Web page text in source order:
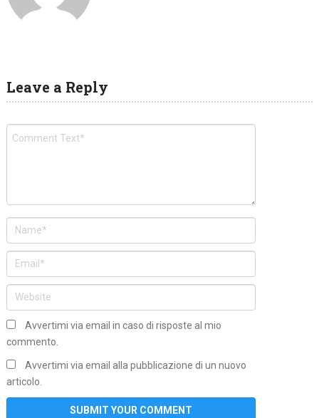
Leave a Reply
Avvertimi via email in caso di risposte al mio
commento.
Avvertimi via email alla pubblicazione di un nuovo
articolo.